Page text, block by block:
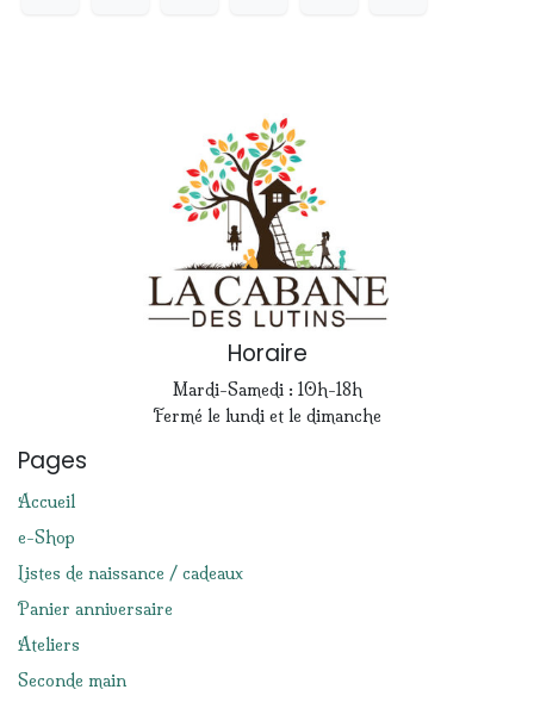
Horaire
Mardi-Samedi : 10h-18h
Fermé le lundi et le dimanche
Pages
Accueil
e-Shop
Listes de naissance / cadeaux
Panier anniversaire
Ateliers
Seconde main